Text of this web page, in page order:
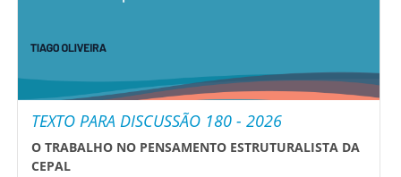
TEXTO PARA DISCUSSÃO 180 - 2026
O TRABALHO NO PENSAMENTO ESTRUTURALISTA DA
CEPAL